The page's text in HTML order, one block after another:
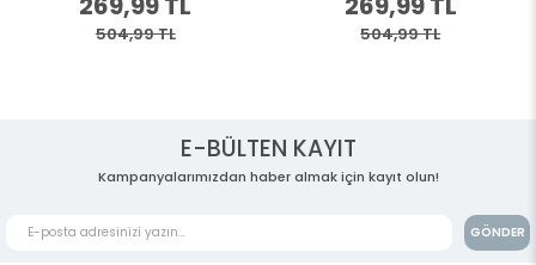
504,99 TL 504,99 TL
E-BÜLTEN KAYIT
Kampanyalarımızdan haber almak için kayıt olun!
GÖNDER